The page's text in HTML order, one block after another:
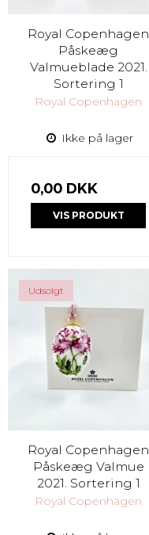
Royal Copenhagen
Påskeæg
Valmueblade 2021.
Sortering 1
Royal Copenhagen
Ikke på lager
0,00 DKK
VIS PRODUKT
Udsolgt
Royal Copenhagen
Påskeæg Valmue
2021. Sortering 1
Royal Copenhagen